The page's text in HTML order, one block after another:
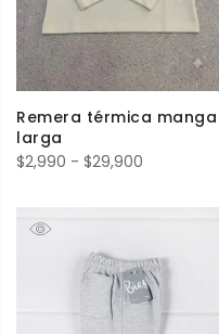
Remera térmica manga
larga
$2,990 - $29,900
precios:
$2,990
hasta
$29,900